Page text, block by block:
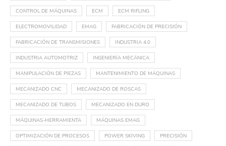
CONTROL DE MÁQUINAS ECM ECM RIFLING
ELECTROMOVILIDAD EMAG FABRICACIÓN DE PRECISIÓN
FABRICACIÓN DE TRANSMISIONES INDUSTRIA 4.0
INDUSTRIA AUTOMOTRIZ INGENIERÍA MECÁNICA
MANIPULACIÓN DE PIEZAS MANTENIMIENTO DE MÁQUINAS
MECANIZADO CNC MECANIZADO DE ROSCAS
MECANIZADO DE TUBOS MECANIZADO EN DURO
MÁQUINAS-HERRAMIENTA MÁQUINAS EMAG
OPTIMIZACIÓN DE PROCESOS POWER SKIVING PRECISIÓN